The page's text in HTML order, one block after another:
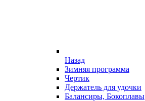
Назад
Зимняя программа
Чертик
Держатель для удочки
Балансиры, Бокоплавы